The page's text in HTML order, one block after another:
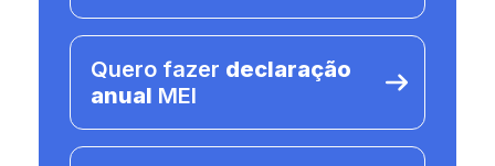
Quero fazer declaração
anual MEI